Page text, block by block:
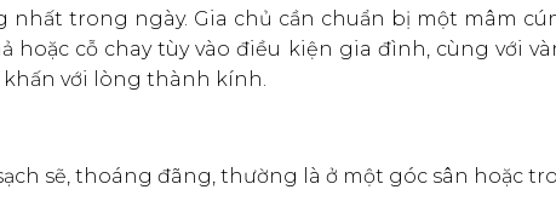
nhất trong ngày. Gia chủ cần chuẩn bị một mâm
hoặc cỗ chay tùy vào điều kiện gia đình, cùng với
với lòng thành kính.
sẽ, thoáng đãng, thường là ở một góc sân hoặc